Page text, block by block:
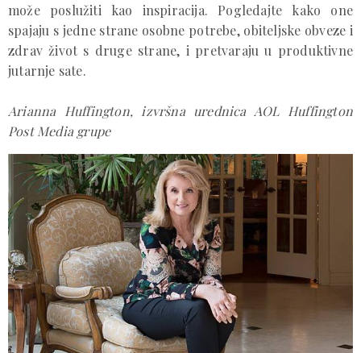
može poslužiti kao inspiracija. Pogledajte kako one
spajaju s jedne strane osobne potrebe, obiteljske obveze i
zdrav život s druge strane, i pretvaraju u produktivne
jutarnje sate.
Arianna Huffington, izvršna urednica AOL Huffington
Post Media grupe